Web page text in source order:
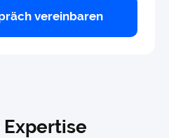
vereinbaren
Expertise